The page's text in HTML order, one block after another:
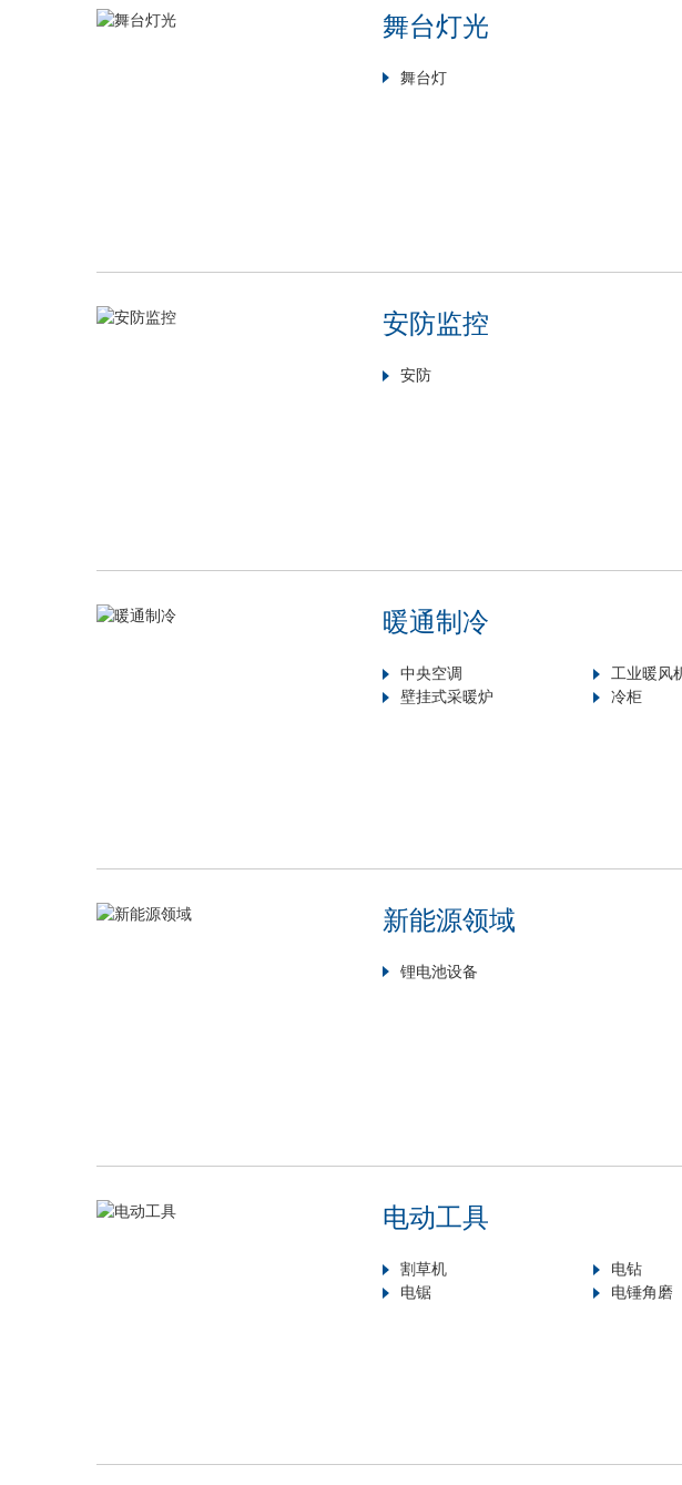
舞台灯光
舞台灯
安防监控
安防
暖通制冷
中央空调 工业暖风
壁挂式采暖炉
冷柜
新能源领域
锂电池设备
电动工具
割草机 电钻
电锯
电锤角磨